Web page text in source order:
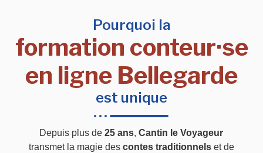
Pourquoi la
formation conteur·se
en ligne Bellegarde
est unique
Depuis plus de25 ans,Cantin le Voyageur
transmet la magie des contes traditionnelset de